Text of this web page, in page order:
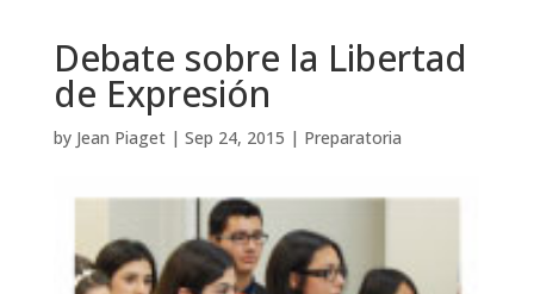
Debate sobre la Libertad
de Expresión
by Jean Piaget| Sep 24, 2015 | Preparatoria